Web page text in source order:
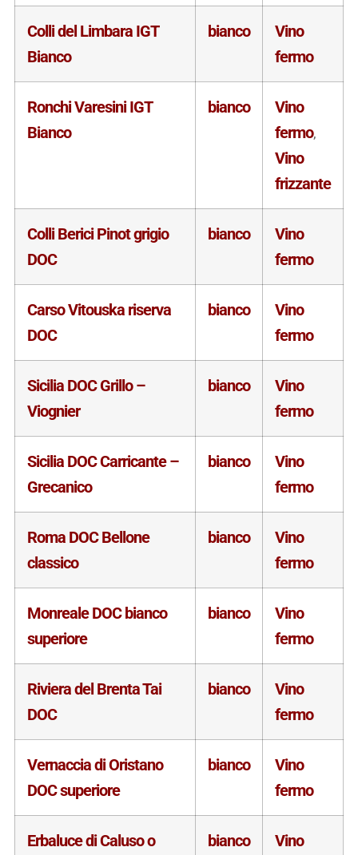
Colli del Limbara IGT
Bianco
bianco
Vino
fermo
Ronchi Varesini IGT
Bianco
bianco
Vino
fermo,
Vino
frizzante
Colli Berici Pinot grigio
DOC
bianco
Vino
fermo
Carso Vitouska riserva
DOC
bianco
Vino
fermo
Sicilia DOC Grillo –
Viognier
bianco
Vino
fermo
Sicilia DOC Carricante –
Grecanico
bianco
Vino
fermo
Roma DOC Bellone
classico
bianco
Vino
fermo
Monreale DOC bianco
superiore
bianco
Vino
fermo
Riviera del Brenta Tai
DOC
bianco
Vino
fermo
Vernaccia di Oristano
DOC superiore
bianco
Vino
fermo
Erbaluce di Caluso o
bianco
Vino